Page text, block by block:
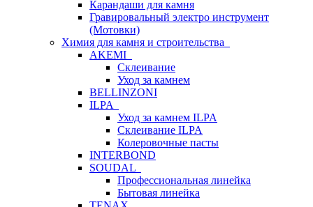
Карандаши для камня
Гравировальный электро инструмент
(Мотовки)
Химия для камня и строительства
AKEMI
Склеивание
Уход за камнем
BELLINZONI
ILPA
Уход за камнем ILPA
Склеивание ILPA
Колеровочные пасты
INTERBOND
SOUDAL
Профессиональная линейка
Бытовая линейка